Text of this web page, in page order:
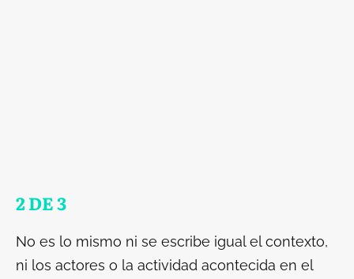
2 DE 3
No es lo mismo ni se escribe igual el contexto,
ni los actores o la actividad acontecida en el